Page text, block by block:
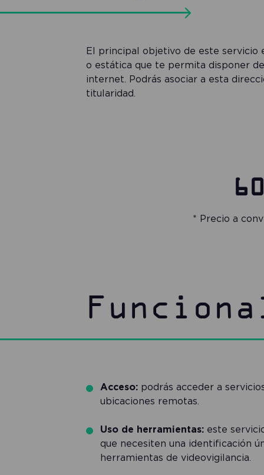
El principal objetivo de este servicio
o estática que te permita disponer
internet. Podrás asociar a esta
titularidad.
* Precio a
Acceso: podrás acceder a
ubicaciones remotas.
Uso de herramientas: este
que necesiten una identificación
herramientas de videovigilancia.